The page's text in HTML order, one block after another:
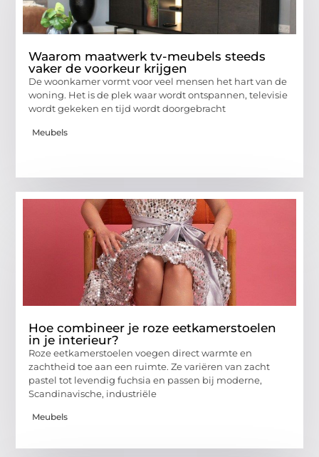
Waarom maatwerk tv-meubels steeds
vaker de voorkeur krijgen
De woonkamer vormt voor veel mensen het hart van de
woning. Het is de plek waar wordt ontspannen, televisie
wordt gekeken en tijd wordt doorgebracht
Meubels
Hoe combineer je roze eetkamerstoelen
in je interieur?
Roze eetkamerstoelen voegen direct warmte en
zachtheid toe aan een ruimte. Ze variëren van zacht
pastel tot levendig fuchsia en passen bij moderne,
Scandinavische, industriële
Meubels